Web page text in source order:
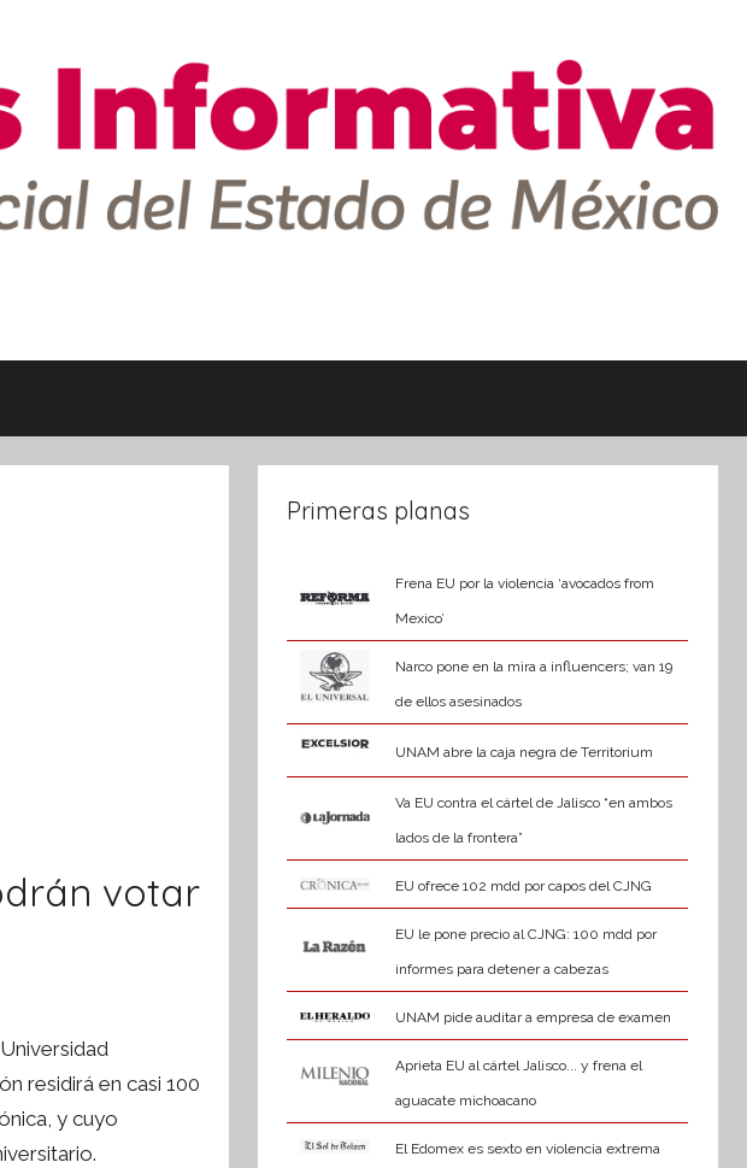
votar
residirá en casi 100
y cuyo
Primeras planas
Frena EU por la violencia ‘avocados from
Mexico’
Narco pone en la mira a influencers; van 19
de ellos asesinados
UNAM abre la caja negra de Territorium
Va EU contra el cártel de Jalisco “en ambos
lados de la frontera”
EU ofrece 102 mdd por capos del CJNG
EU le pone precio al CJNG: 100 mdd por
informes para detener a cabezas
UNAM pide auditar a empresa de examen
Aprieta EU al cártel Jalisco... y frena el
aguacate michoacano
El Edomex es sexto en violencia extrema